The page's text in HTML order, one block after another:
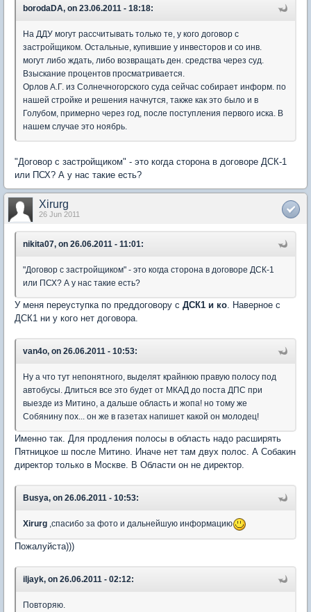
borodaDA, on 23.06.2011 - 18:18:
На ДДУ могут рассчитывать только те, у кого договор с
застройщиком. Остальные, купившие у инвесторов и со инв.
могут либо ждать, либо возвращать ден. средства через суд.
Взыскание процентов просматривается.
Орлов А.Г. из Солнечногорского суда сейчас собирает информ. по
нашей стройке и решения начнутся, также как это было и в
Голубом, примерно через год, после поступления первого иска. В
нашем случае это ноябрь.
"Договор с застройщиком" - это когда сторона в договоре ДСК-1
или ПСХ? А у нас такие есть?
Xirurg
26 Jun 2011
nikita07, on 26.06.2011 - 11:01:
"Договор с застройщиком" - это когда сторона в договоре ДСК-1
или ПСХ? А у нас такие есть?
У меня переуступка по преддоговору с ДСК1 и ко . Наверное с
ДСК1 ни у кого нет договора.
van4o, on 26.06.2011 - 10:53:
Ну а что тут непонятного, выделят крайнюю правую полосу под
автобусы. Длиться все это будет от МКАД до поста ДПС при
выезде из Митино, а дальше область и жопа! но тому же
Собянину пох... он же в газетах напишет какой он молодец!
Именно так. Для продления полосы в область надо расширять
Пятницкое ш после Митино. Иначе нет там двух полос. А Собакин
директор только в Москве. В Области он не директор.
Busya, on 26.06.2011 - 10:53:
Xirurg ,спасибо за фото и дальнейшую информацию
Пожалуйста)))
iljayk, on 26.06.2011 - 02:12:
Повторяю.